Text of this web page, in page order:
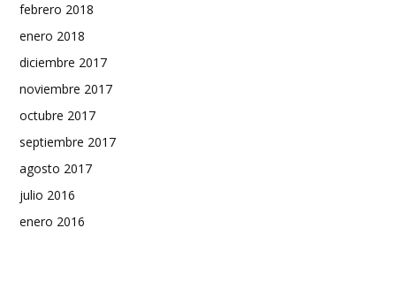
febrero 2018
enero 2018
diciembre 2017
noviembre 2017
octubre 2017
septiembre 2017
agosto 2017
julio 2016
enero 2016